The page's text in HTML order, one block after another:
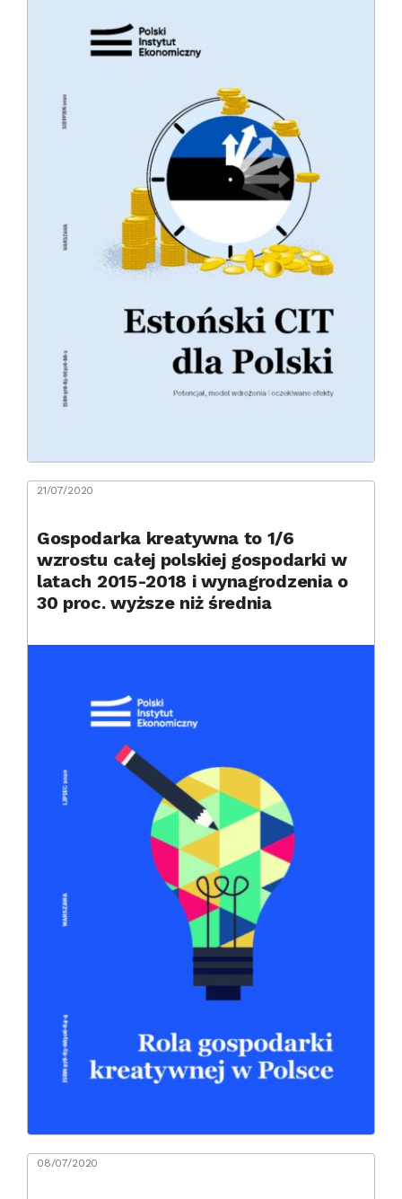
21/07/2020
Gospodarka kreatywna to 1/6
wzrostu całej polskiej gospodarki w
latach 2015-2018 i wynagrodzenia o
30 proc. wyższe niż średnia
08/07/2020